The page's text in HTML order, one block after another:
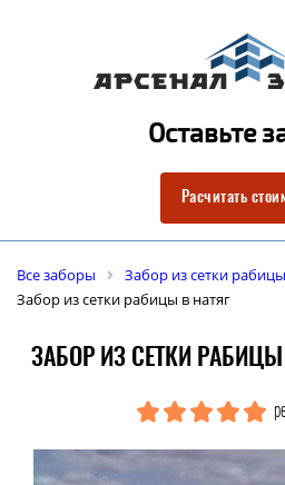
Оставьте
Расчитать
Все заборы
Забор из сетки рабицы
Забор из сетки рабицы в натяг
ЗАБОР ИЗ СЕТКИ